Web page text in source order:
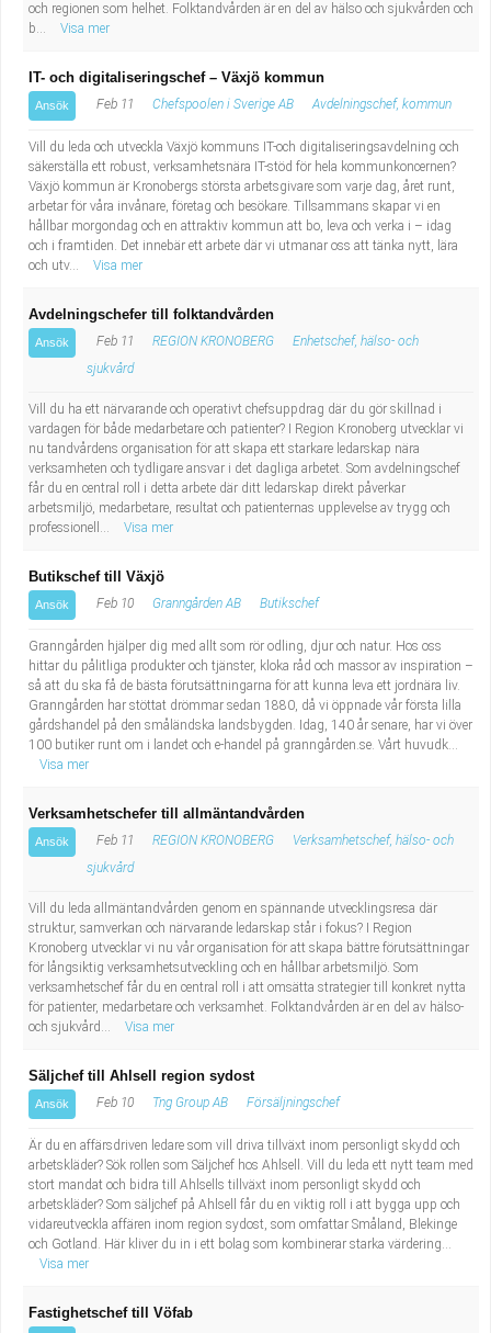
och regionen som helhet. Folktandvården är en del av hälso och sjukvården och
b...
Visa mer
IT- och digitaliseringschef – Växjö kommun
Ansök Feb 11 Chefspoolen i Sverige AB Avdelningschef, kommun
Vill du leda och utveckla Växjö kommuns IT-och digitaliseringsavdelning och
säkerställa ett robust, verksamhetsnära IT-stöd för hela kommunkoncernen?
Växjö kommun är Kronobergs största arbetsgivare som varje dag, året runt,
arbetar för våra invånare, företag och besökare. Tillsammans skapar vi en
hållbar morgondag och en attraktiv kommun att bo, leva och verka i – idag
och i framtiden. Det innebär ett arbete där vi utmanar oss att tänka nytt, lära
och utv...
Visa mer
Avdelningschefer till folktandvården
Ansök Feb 11 REGION KRONOBERG
Enhetschef, hälso- och
sjukvård
Vill du ha ett närvarande och operativt chefsuppdrag där du gör skillnad i
vardagen för både medarbetare och patienter? I Region Kronoberg utvecklar vi
nu tandvårdens organisation för att skapa ett starkare ledarskap nära
verksamheten och tydligare ansvar i det dagliga arbetet. Som avdelningschef
får du en central roll i detta arbete där ditt ledarskap direkt påverkar
arbetsmiljö, medarbetare, resultat och patienternas upplevelse av trygg och
professionell...
Visa mer
Butikschef till Växjö
Ansök Feb 10 Granngården AB Butikschef
Granngården hjälper dig med allt som rör odling, djur och natur. Hos oss
hittar du pålitliga produkter och tjänster, kloka råd och massor av inspiration –
så att du ska få de bästa förutsättningarna för att kunna leva ett jordnära liv.
Granngården har stöttat drömmar sedan 1880, då vi öppnade vår första lilla
gårdshandel på den småländska landsbygden. Idag, 140 år senare, har vi över
100 butiker runt om i landet och e-handel på granngården.se. Vårt huvudk...
Visa mer
Verksamhetschefer till allmäntandvården
Ansök Feb 11 REGION KRONOBERG
Verksamhetschef, hälso- och
sjukvård
Vill du leda allmäntandvården genom en spännande utvecklingsresa där
struktur, samverkan och närvarande ledarskap står i fokus? I Region
Kronoberg utvecklar vi nu vår organisation för att skapa bättre förutsättningar
för långsiktig verksamhetsutveckling och en hållbar arbetsmiljö. Som
verksamhetschef får du en central roll i att omsätta strategier till konkret nytta
för patienter, medarbetare och verksamhet. Folktandvården är en del av hälso-
och sjukvård...
Visa mer
Säljchef till Ahlsell region sydost
Ansök Feb 10 Tng Group AB Försäljningschef
Är du en affärsdriven ledare som vill driva tillväxt inom personligt skydd och
arbetskläder? Sök rollen som Säljchef hos Ahlsell. Vill du leda ett nytt team med
stort mandat och bidra till Ahlsells tillväxt inom personligt skydd och
arbetskläder? Som säljchef på Ahlsell får du en viktig roll i att bygga upp och
vidareutveckla affären inom region sydost, som omfattar Småland, Blekinge
och Gotland. Här kliver du in i ett bolag som kombinerar starka värdering...
Visa mer
Fastighetschef till Vöfab